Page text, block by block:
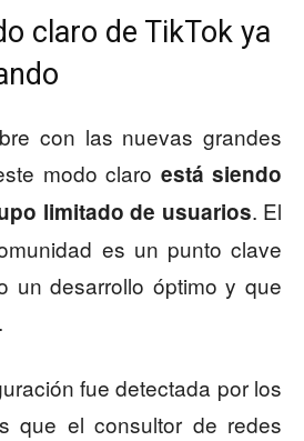
claro de TikTok ya
con las nuevas grandes
modo claro está siendo
limitado de usuarios. El
es un punto clave
un desarrollo óptimo y que
fue detectada por los
que el consultor de redes